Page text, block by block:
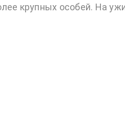
крупных особей. На